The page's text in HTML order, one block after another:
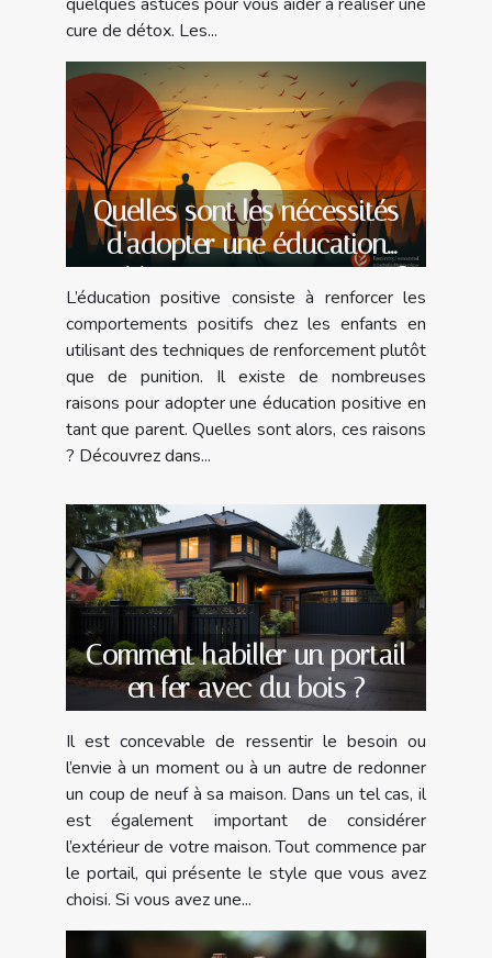
cure de détox. Les...
Quelles sont les nécessités
d'adopter une éducation
positive en tant que parent ?
L’éducation positive consiste à renforcer les
comportements positifs chez les enfants en
utilisant des techniques de renforcement plutôt
que de punition. Il existe de nombreuses
raisons pour adopter une éducation positive en
tant que parent. Quelles sont alors, ces raisons
? Découvrez dans...
Comment habiller un portail
en fer avec du bois ?
Il est concevable de ressentir le besoin ou
l’envie à un moment ou à un autre de redonner
un coup de neuf à sa maison. Dans un tel cas, il
est également important de considérer
l’extérieur de votre maison. Tout commence par
le portail, qui présente le style que vous avez
choisi. Si vous avez une...